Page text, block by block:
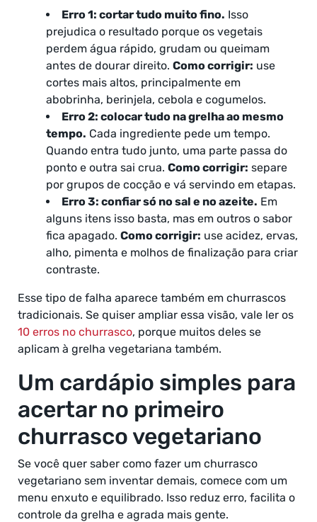
Erro 1: cortar tudo muito fino. Isso
prejudica o resultado porque os vegetais
perdem água rápido, grudam ou queimam
antes de dourar direito. Como corrigir: use
cortes mais altos, principalmente em
abobrinha, berinjela, cebola e cogumelos.
Erro 2: colocar tudo na grelha ao mesmo
tempo. Cada ingrediente pede um tempo.
Quando entra tudo junto, uma parte passa do
ponto e outra sai crua. Como corrigir: separe
por grupos de cocção e vá servindo em etapas.
Erro 3: confiar só no sal e no azeite. Em
alguns itens isso basta, mas em outros o sabor
fica apagado. Como corrigir: use acidez, ervas,
alho, pimenta e molhos de finalização para criar
contraste.
Esse tipo de falha aparece também em churrascos
tradicionais. Se quiser ampliar essa visão, vale ler os
10 erros no churrasco, porque muitos deles se
aplicam à grelha vegetariana também.
Um cardápio simples para
acertar no primeiro
churrasco vegetariano
Se você quer saber como fazer um churrasco
vegetariano sem inventar demais, comece com um
menu enxuto e equilibrado. Isso reduz erro, facilita o
controle da grelha e agrada mais gente.